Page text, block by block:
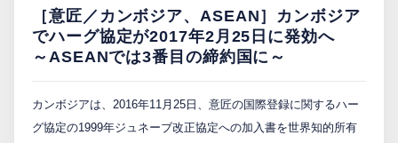
TOPICS/出版物/セミナー
［意匠／カンボジア、ASEAN］カンボジア
でハーグ協定が2017年2月25日に発効へ
～ASEANでは3番目の締約国に～
カンボジアは、2016年11月25日、意匠の国際登録に関するハー
グ協定の1999年ジュネーブ改正協定への加入書を世界知的所有